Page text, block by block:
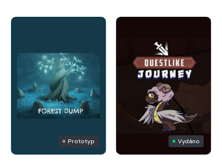
Prototyp Vydáno